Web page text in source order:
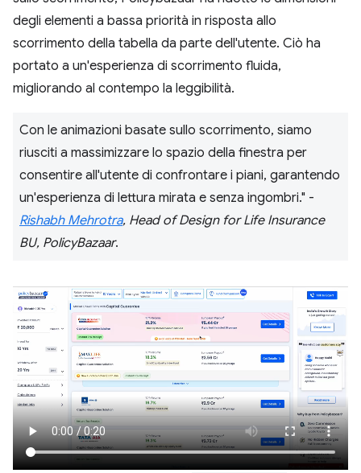
degli elementi a bassa priorità in risposta allo
scorrimento della tabella da parte dell'utente. Ciò ha
portato a un'esperienza di scorrimento fluida,
migliorando al contempo la leggibilità.
Con le animazioni basate sullo scorrimento, siamo
riusciti a massimizzare lo spazio della finestra per
consentire all'utente di confrontare i piani, garantendo
un'esperienza di lettura mirata e senza ingombri." -
Rishabh Mehrotra, Head of Design for Life Insurance
BU, PolicyBazaar.